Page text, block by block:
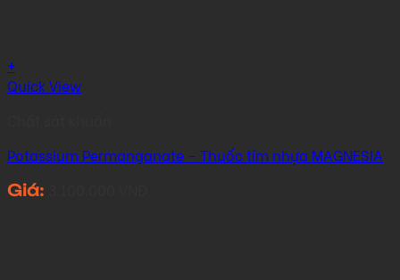
+
Quick View
Potassium Permanganate – Thuốc tím nhựa MAGNESIA
Giá: